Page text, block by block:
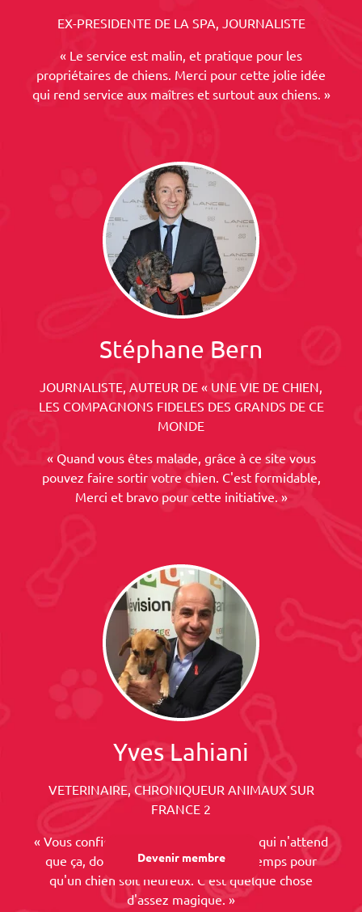
Devenir membre
EX-PRESIDENTE DE LA SPA, JOURNALISTE
« Le service est malin, et pratique pour les
propriétaires de chiens. Merci pour cette jolie idée
qui rend service aux maîtres et surtout aux chiens. »
Stéphane Bern
JOURNALISTE, AUTEUR DE « UNE VIE DE CHIEN,
LES COMPAGNONS FIDELES DES GRANDS DE CE
MONDE
« Quand vous êtes malade, grâce à ce site vous
pouvez faire sortir votre chien. C'est formidable,
Merci et bravo pour cette initiative. »
Yves Lahiani
VETERINAIRE, CHRONIQUEUR ANIMAUX SUR
FRANCE 2
« Vous confiez votre chien à quelqu'un qui n'attend
que ça, donner son affection et son temps pour
qu'un chien soit heureux. C'est quelque chose
d'assez magique. »